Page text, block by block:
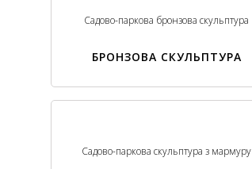
Садово-паркова бронзова скульптура
БРОНЗОВА СКУЛЬПТУРА
Садово-паркова скульптура з мармуру